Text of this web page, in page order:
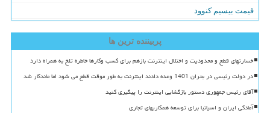
قیمت بیسیم کنوود
پربیننده ترین ها
خسارتهای قطع و محدودیت و اختلال اینترنت بازهم برای کسب وکارها خاطره تلخ به همراه دارد
در دولت رئیسی در بحران 1401 وعده دادند اینترنت به طور موقت قطع می شود اما ماندگار شد
آقای رئیس جمهوری دستور بازگشایی اینترنت را پیگیری کنید
آمادگی ایران و اسپانیا برای توسعه همکاریهای تجاری